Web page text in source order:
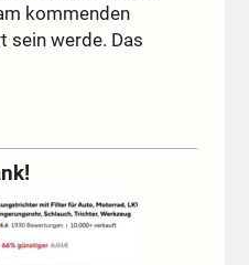
kommenden
sein werde. Das